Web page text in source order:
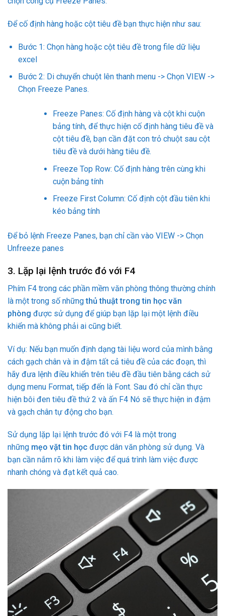
Để cố định hàng hoặc cột tiêu đề bạn thực hiện như sau:
Bước 1: Chọn hàng hoặc cột tiêu đề trong file dữ liệu
excel
Bước 2: Di chuyển chuột lên thanh menu -> Chọn VIEW ->
Chọn Freeze Panes.
Freeze Panes: Cố định hàng và cột khi cuộn
bảng tính, để thực hiện cố định hàng tiêu đề và
cột tiêu đề, bạn cần đặt con trỏ chuột sau cột
tiêu đề và dưới hàng tiêu đề.
Freeze Top Row: Cố định hàng trên cùng khi
cuộn bảng tính
Freeze First Column: Cố định cột đầu tiên khi
kéo bảng tính
Để bỏ lệnh Freeze Panes, bạn chỉ cần vào VIEW -> Chọn
Unfreeze panes
3. Lặp lại lệnh trước đó với F4
Phím F4 trong các phần mềm văn phòng thông thường chính
là một trong số nhữngthủ thuật trong tin học văn
phòng được sử dụng để giúp bạn lặp lại một lệnh điều
khiển mà không phải ai cũng biết.
Ví dụ: Nếu bạn muốn định dạng tài liệu word của mình bằng
cách gạch chân và in đậm tất cả tiêu đề của các đoạn, thì
hãy đưa lệnh điều khiển trên tiêu đề đầu tiên bằng cách sử
dụng menu Format, tiếp đến là Font. Sau đó chỉ cần thực
hiện bôi đen tiêu đề thứ 2 và ấn F4 Nó sẽ thực hiện in đậm
và gạch chân tự động cho bạn.
Sử dụng lặp lại lệnh trước đó với F4 là một trong
những mẹo vặt tin học được dân văn phòng sử dụng. Và
bạn cần nắm rõ khi làm việc để quá trình làm việc được
nhanh chóng và đạt kết quả cao.